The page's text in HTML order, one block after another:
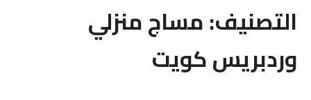
التصنيف:مساج منزلي
وردبريس كويت